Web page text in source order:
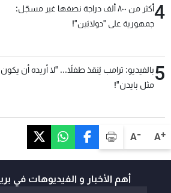
A+
A-
4
أكثر من ٨٠٠ ألف دراجة نصفها غير مسجّل:
جمهورية على "دولابَين"!
5بالفيديو: ترامب يُنقذ طفلاً... "لا أريده أن يكون
مثل بايدن"!
أهم الأخبار و الفيديوهات في